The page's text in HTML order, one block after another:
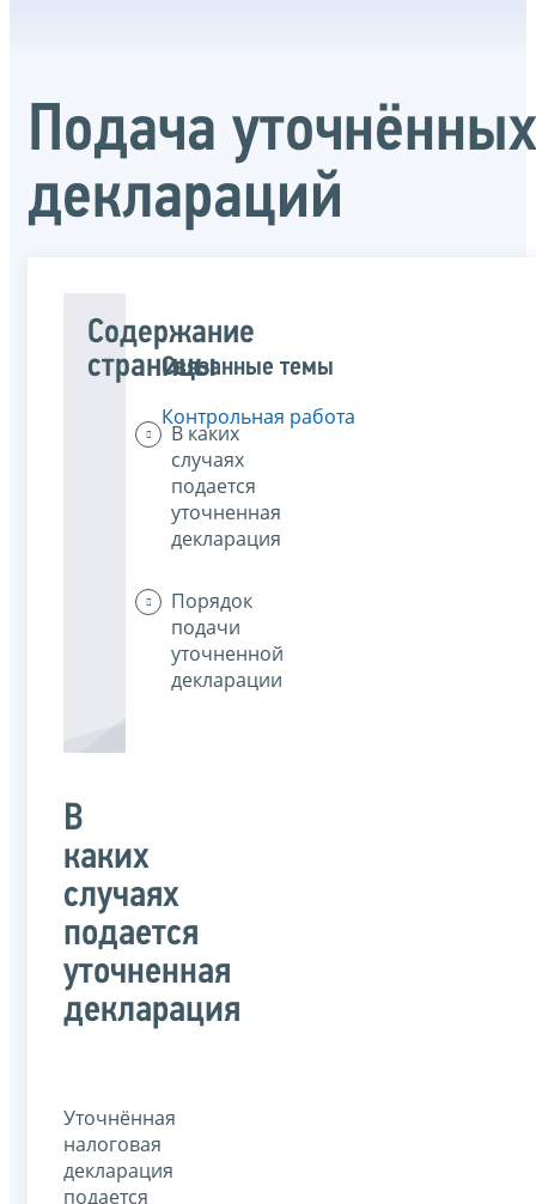
Подача уточнённых
деклараций
Содержание
страницы
В каких
случаях
подается
уточненная
декларация
Порядок
подачи
уточненной
декларации
В
каких
случаях
подается
уточненная
декларация
Уточнённая
налоговая
декларация
подается
Связанные темы
Контрольная работа